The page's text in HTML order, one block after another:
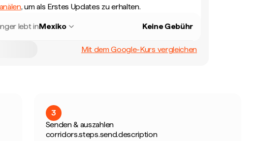
, um als Erstes Updates zu erhalten.
lebt inMexiko Keine Gebühr
Mit dem Google-Kurs vergleichen
3
Senden & auszahlen
corridors.steps.send.description